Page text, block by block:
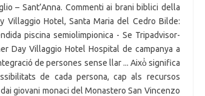
– Sant’Anna. Commenti ai brani biblici della
Villaggio Hotel, Santa Maria del Cedro Bilde:
piscina semiolimpionica - Se Tripadvisor-
Day Villaggio Hotel Hospital de campanya a
de persones sense llar ... Això̀ significa
de cada persona, cap als recursos
giovani monaci del Monastero San Vincenzo